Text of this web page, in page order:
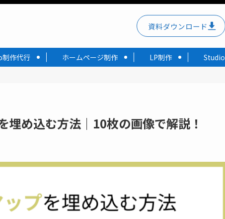
作代行 ホームページ制作 LP制作 Studio
資料ダウンロード
め込む方法｜10枚の画像で解説！